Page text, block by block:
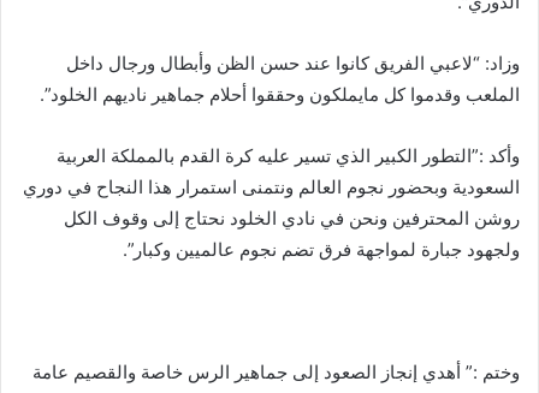
وزاد: “لاعبي الفريق كانوا عند حسن الظن وأبطال ورجال داخل
الملعب وقدموا كل مايملكون وحققوا أحلام جماهير ناديهم الخلود”.
وأكد :”التطور الكبير الذي تسير عليه كرة القدم بالمملكة العربية
السعودية وبحضور نجوم العالم ونتمنى استمرار هذا النجاح في دوري
روشن المحترفين ونحن في نادي الخلود نحتاج إلى وقوف الكل
ولجهود جبارة لمواجهة فرق تضم نجوم عالميين وكبار”.
وختم :” أهدي إنجاز الصعود إلى جماهير الرس خاصة والقصيم عامة